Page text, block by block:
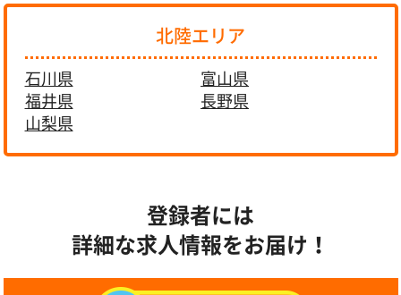
北陸エリア
石川県
富山県
福井県
長野県
山梨県
登録者には
詳細な求人情報をお届け！